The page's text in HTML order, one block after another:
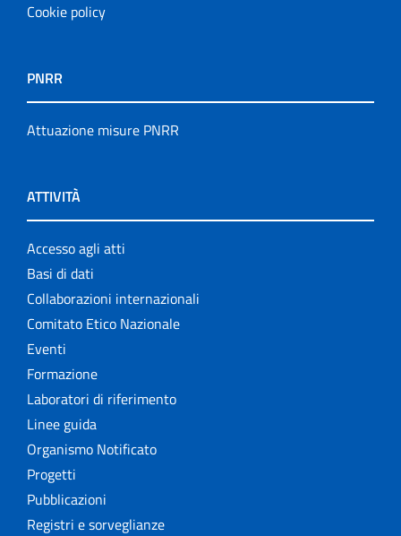
Cookie policy
PNRR
Attuazione misure PNRR
ATTIVITÀ
Accesso agli atti
Basi di dati
Collaborazioni internazionali
Comitato Etico Nazionale
Eventi
Formazione
Laboratori di riferimento
Linee guida
Organismo Notificato
Progetti
Pubblicazioni
Registri e sorveglianze